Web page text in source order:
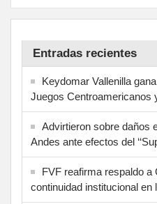
Entradas recientes
Keydomar Vallenilla
Juegos Centroamericanos
Advirtieron sobre daños
Andes ante efectos del
FVF reafirma respaldo a
continuidad institucional en